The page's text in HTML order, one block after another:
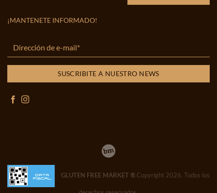
¡MANTENETE INFORMADO!
GLUTEN FREE MARKET ®.Copyright 2026. Todos los